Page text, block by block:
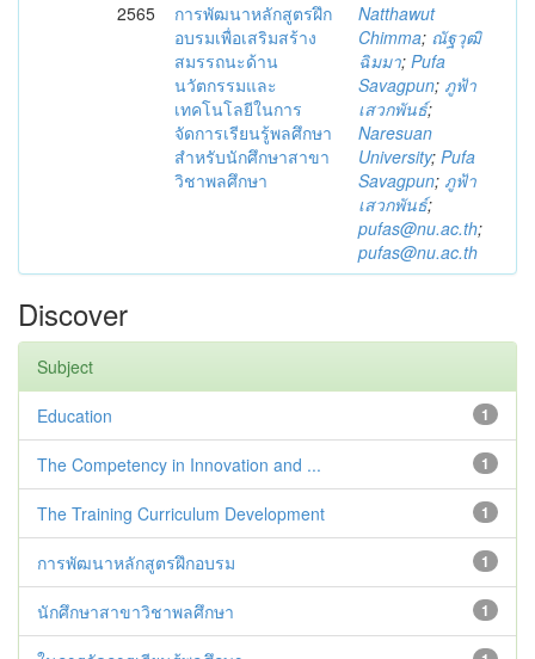
2565
การพัฒนาหลักสูตรฝึก
อบรมเพื่อเสริมสร้าง
สมรรถนะด้าน
นวัตกรรมและ
เทคโนโลยีในการ
จัดการเรียนรู้พลศึกษา
สำหรับนักศึกษาสาขา
วิชาพลศึกษา
Natthawut
Chimma; ณัฐวุฒิ
ฉิมมา; Pufa
Savagpun; ภูฟ้า
เสวกพันธ์;
Naresuan
University; Pufa
Savagpun; ภูฟ้า
เสวกพันธ์;
pufas@nu.ac.th;
pufas@nu.ac.th
Discover
Subject
1
Education
1
The Competency in Innovation and ...
1
The Training Curriculum Development
1
การพัฒนาหลักสูตรฝึกอบรม
1
นักศึกษาสาขาวิชาพลศึกษา